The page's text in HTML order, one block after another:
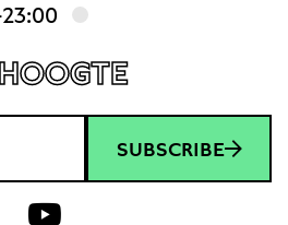
SUBSCRIBE